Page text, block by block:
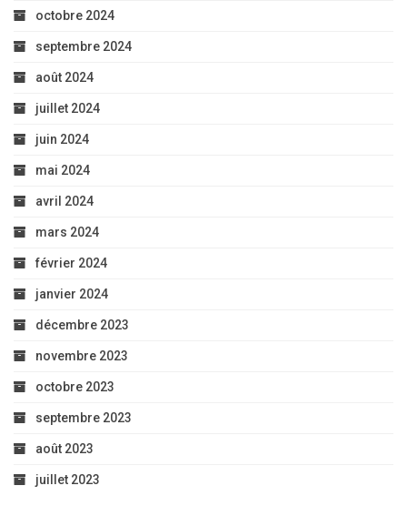
octobre 2024
septembre 2024
août 2024
juillet 2024
juin 2024
mai 2024
avril 2024
mars 2024
février 2024
janvier 2024
décembre 2023
novembre 2023
octobre 2023
septembre 2023
août 2023
juillet 2023